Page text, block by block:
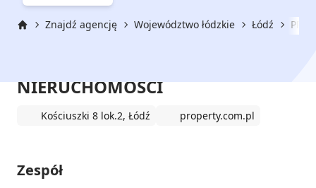
Znajdź agencję Województwo łódzkie Łódź
NIERUCHOMOŚCI
Kościuszki 8 lok.2, Łódź property.com.pl
Zespół